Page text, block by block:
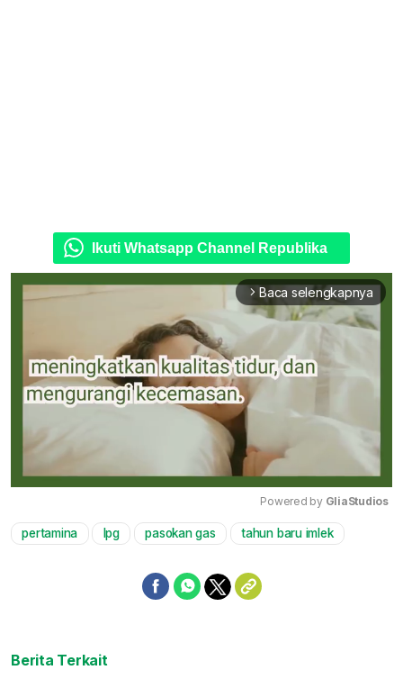
Ikuti Whatsapp Channel Republika
arrow_forward_ios Baca selengkapnya
Mute
Powered by GliaStudios
pertamina lpg pasokan gas tahun baru imlek
Berita Terkait